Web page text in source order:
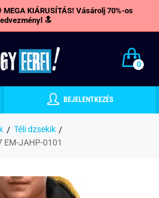
KIÁRUSÍTÁS! Vásárolj 70%-os
🔝
0
BEJELENTKEZÉS
Téli dzsekik
EM-JAHP-0101